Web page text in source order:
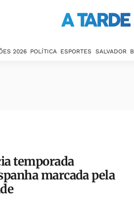
2026 POLÍTICA ESPORTES SALVADOR
temporada
marcada pela